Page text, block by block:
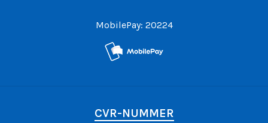
MobilePay: 20224
CVR-NUMMER